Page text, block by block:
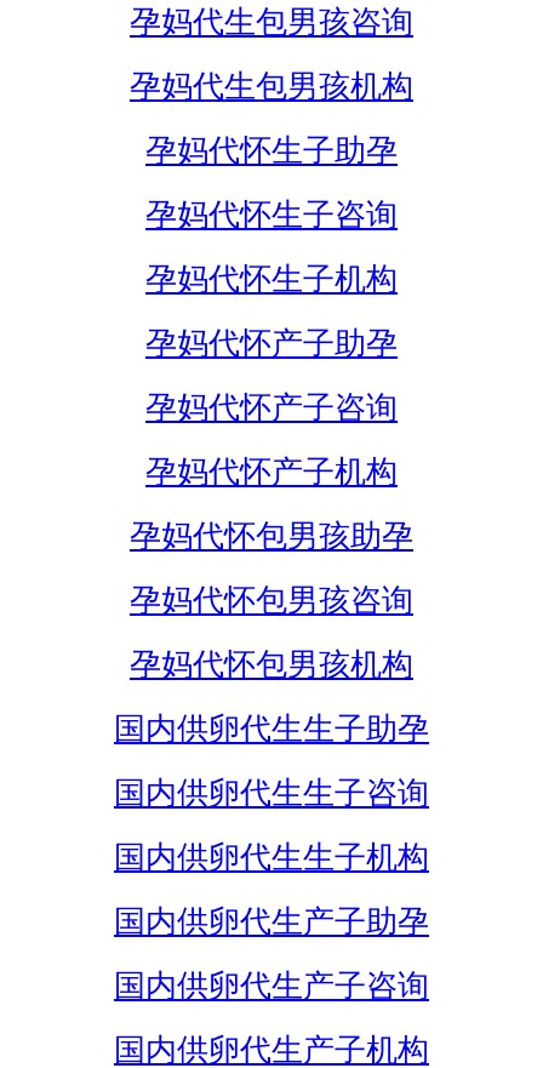
孕妈代生包男孩咨询
孕妈代生包男孩机构
孕妈代怀生子助孕
孕妈代怀生子咨询
孕妈代怀生子机构
孕妈代怀产子助孕
孕妈代怀产子咨询
孕妈代怀产子机构
孕妈代怀包男孩助孕
孕妈代怀包男孩咨询
孕妈代怀包男孩机构
国内供卵代生生子助孕
国内供卵代生生子咨询
国内供卵代生生子机构
国内供卵代生产子助孕
国内供卵代生产子咨询
国内供卵代生产子机构